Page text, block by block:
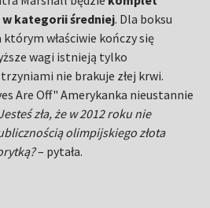
kategorii średniej. Dla boksu
właściwie kończy się
wagi istnieją tylko
nie brakuje złej krwi.
Are Off" Amerykanka nieustannie
zła, że w 2012 roku nie
olimpijskiego złota
– pytała.